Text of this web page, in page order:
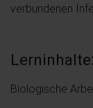
verbundenen
Lerninhalte:
Biologische